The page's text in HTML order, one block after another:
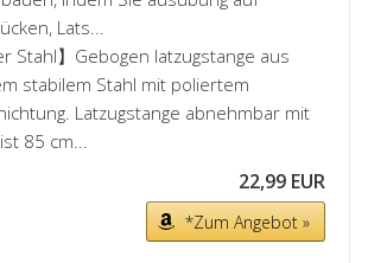
Lats...
Stahl】Gebogen latzugstange aus
stabilem Stahl mit poliertem
Latzugstange abnehmbar mit
85 cm...
22,99 EUR
*Zum Angebot »